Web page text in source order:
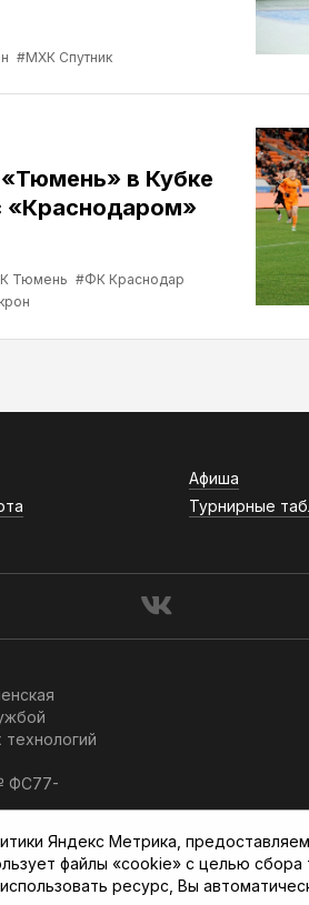
#МХК Спутник
в Кубке
«Краснодаром»
Тюмень #ФК Краснодар
Афиша
Турнирные
ФС77-
Яндекс Метрика,
файлы «cookie» с целью
ресурс, Вы